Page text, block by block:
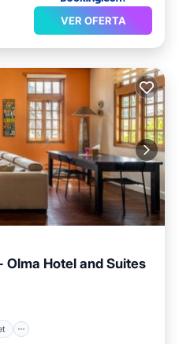
VER OFERTA
Olma Hotel and Suites
Internet